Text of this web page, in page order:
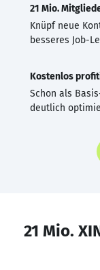
21 Mio.
Knüpf neue
besseres Job-
Kostenlos
Schon als
deutlich
21 Mio.